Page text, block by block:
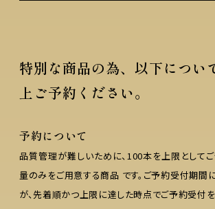
特別な商品の為、以下につい
上ご予約ください。
予約について
品質管理が難しいために、100本を上限として
量のみをご用意する商品 です。ご予約受付期間
が、先着順かつ上限に達した時点でご予約受付を